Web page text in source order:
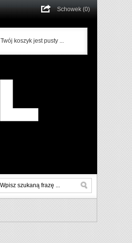
Schowek (0)
Twój koszyk jest pusty ...